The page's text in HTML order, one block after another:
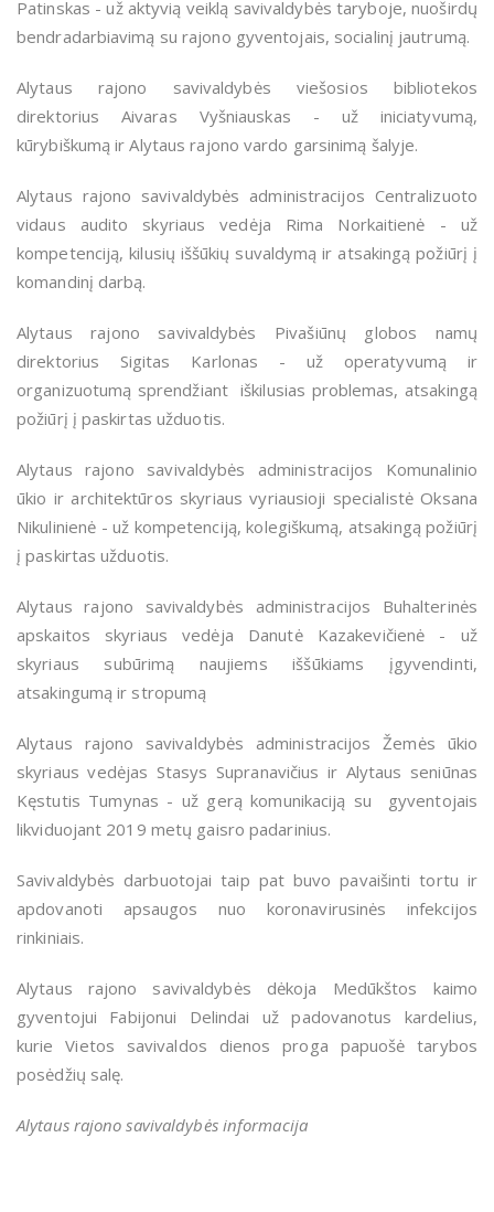
Patinskas - už aktyvią veiklą savivaldybės taryboje, nuoširdų
bendradarbiavimą su rajono gyventojais, socialinį jautrumą.
Alytaus rajono savivaldybės viešosios bibliotekos
direktorius Aivaras Vyšniauskas - už iniciatyvumą,
kūrybiškumą ir Alytaus rajono vardo garsinimą šalyje.
Alytaus rajono savivaldybės administracijos Centralizuoto
vidaus audito skyriaus vedėja Rima Norkaitienė - už
kompetenciją, kilusių iššūkių suvaldymą ir atsakingą požiūrį į
komandinį darbą.
Alytaus rajono savivaldybės Pivašiūnų globos namų
direktorius Sigitas Karlonas - už operatyvumą ir
organizuotumą sprendžiant iškilusias problemas, atsakingą
požiūrį į paskirtas užduotis.
Alytaus rajono savivaldybės administracijos Komunalinio
ūkio ir architektūros skyriaus vyriausioji specialistė Oksana
Nikulinienė - už kompetenciją, kolegiškumą, atsakingą požiūrį
į paskirtas užduotis.
Alytaus rajono savivaldybės administracijos Buhalterinės
apskaitos skyriaus vedėja Danutė Kazakevičienė - už
skyriaus subūrimą naujiems iššūkiams įgyvendinti,
atsakingumą ir stropumą
Alytaus rajono savivaldybės administracijos Žemės ūkio
skyriaus vedėjas Stasys Supranavičius ir Alytaus seniūnas
Kęstutis Tumynas - už gerą komunikaciją su gyventojais
likviduojant 2019 metų gaisro padarinius.
Savivaldybės darbuotojai taip pat buvo pavaišinti tortu ir
apdovanoti apsaugos nuo koronavirusinės infekcijos
rinkiniais.
Alytaus rajono savivaldybės dėkoja Medūkštos kaimo
gyventojui Fabijonui Delindai už padovanotus kardelius,
kurie Vietos savivaldos dienos proga papuošė tarybos
posėdžių salę.
Alytaus rajono savivaldybės informacija